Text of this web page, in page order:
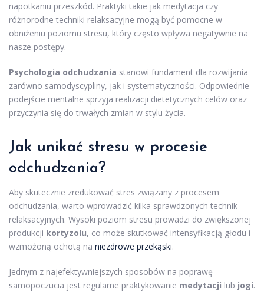
napotkaniu przeszkód. Praktyki takie jak medytacja czy
różnorodne techniki relaksacyjne mogą być pomocne w
obniżeniu poziomu stresu, który często wpływa negatywnie na
nasze postępy.
Psychologia odchudzania stanowi fundament dla rozwijania
zarówno samodyscypliny, jak i systematyczności. Odpowiednie
podejście mentalne sprzyja realizacji dietetycznych celów oraz
przyczynia się do trwałych zmian w stylu życia.
Jak unikać stresu w procesie
odchudzania?
Aby skutecznie zredukować stres związany z procesem
odchudzania, warto wprowadzić kilka sprawdzonych technik
relaksacyjnych. Wysoki poziom stresu prowadzi do zwiększonej
produkcji kortyzolu, co może skutkować intensyfikacją głodu i
wzmożoną ochotą na niezdrowe przekąski.
Jednym z najefektywniejszych sposobów na poprawę
samopoczucia jest regularne praktykowanie medytacji lub jogi.